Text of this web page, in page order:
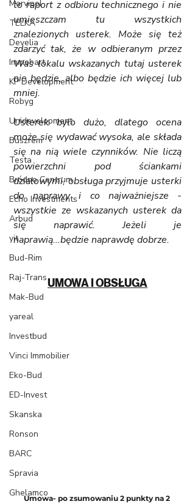
Marvipol
TELKA
Develia
Immobart
KP Development
Robyg
Unidevelopment
Buszrem
Testa
Bródno Centrum
Echo Investments
Arbud
yit
Bud-Rim
Raj-Trans
Mak-Bud
yareal
Investbud
Vinci Immobilier
Eko-Bud
ED-Invest
Skanska
Ronson
BARC
Spravia
Ghelamco
to raport z odbioru technicznego i nie
umieszczam tu wszystkich
znalezionych usterek. Może się też
zdarzyć tak, że w odbieranym przez
Was lokalu wskazanych tutaj usterek
nie będzie, albo będzie ich więcej lub
mniej.
Usterek było dużo, dlatego ocena
może się wydawać wysoka, ale składa
się na nią wiele czynników. Nie liczą
powierzchni pod ściankami
działowymi, obsługa przyjmuje usterki
do naprawy i co najważniejsze -
wszystkie ze wskazanych usterek da
się naprawić. Jeżeli je
naprawią...będzie naprawdę dobrze.
UMOWA I OBSŁUGA
Umowa- po zsumowaniu 2 punkty na 2